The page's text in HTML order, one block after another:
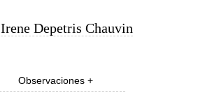
Irene Depetris Chauvin
Observaciones +